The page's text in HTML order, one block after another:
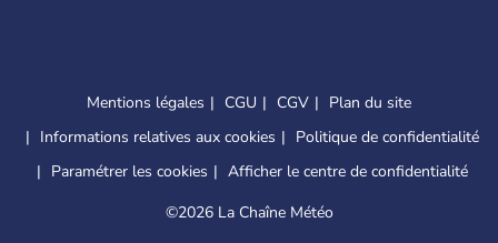
Mentions légales CGU CGV
Plan du site
Informations relatives aux cookies
Politique de confidentialité
Paramétrer les cookies
Afficher le centre de confidentialité
©2026 La Chaîne Météo